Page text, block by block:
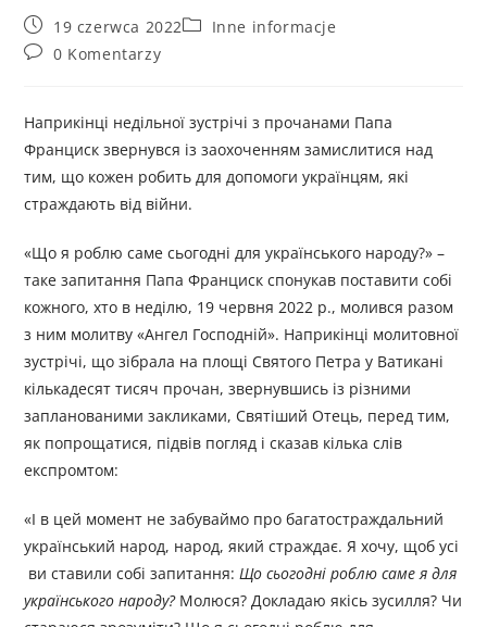
19 czerwca 2022
Inne informacje
0 Komentarzy
Наприкінці недільної зустрічі з прочанами Папа
Франциск звернувся із заохоченням замислитися над
тим, що кожен робить для допомоги українцям, які
страждають від війни.
«Що я роблю саме сьогодні для українського народу?» –
таке запитання Папа Франциск спонукав поставити собі
кожного, хто в неділю, 19 червня 2022 р., молився разом
з ним молитву «Ангел Господній». Наприкінці молитовної
зустрічі, що зібрала на площі Святого Петра у Ватикані
кількадесят тисяч прочан, звернувшись із різними
запланованими закликами, Святіший Отець, перед тим,
як попрощатися, підвів погляд і сказав кілька слів
експромтом:
«І в цей момент не забуваймо про багатостраждальний
український народ, народ, який страждає. Я хочу, щоб усі
ви ставили собі запитання:Що сьогодні роблю саме я для
українського народу?Молюся? Докладаю якісь зусилля? Чи